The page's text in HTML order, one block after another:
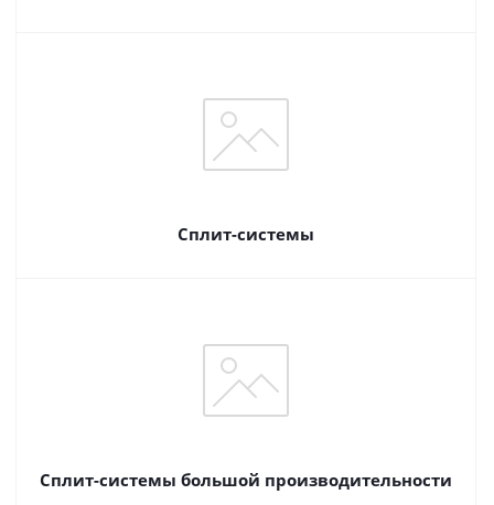
Сплит-системы
Сплит-системы большой производительности